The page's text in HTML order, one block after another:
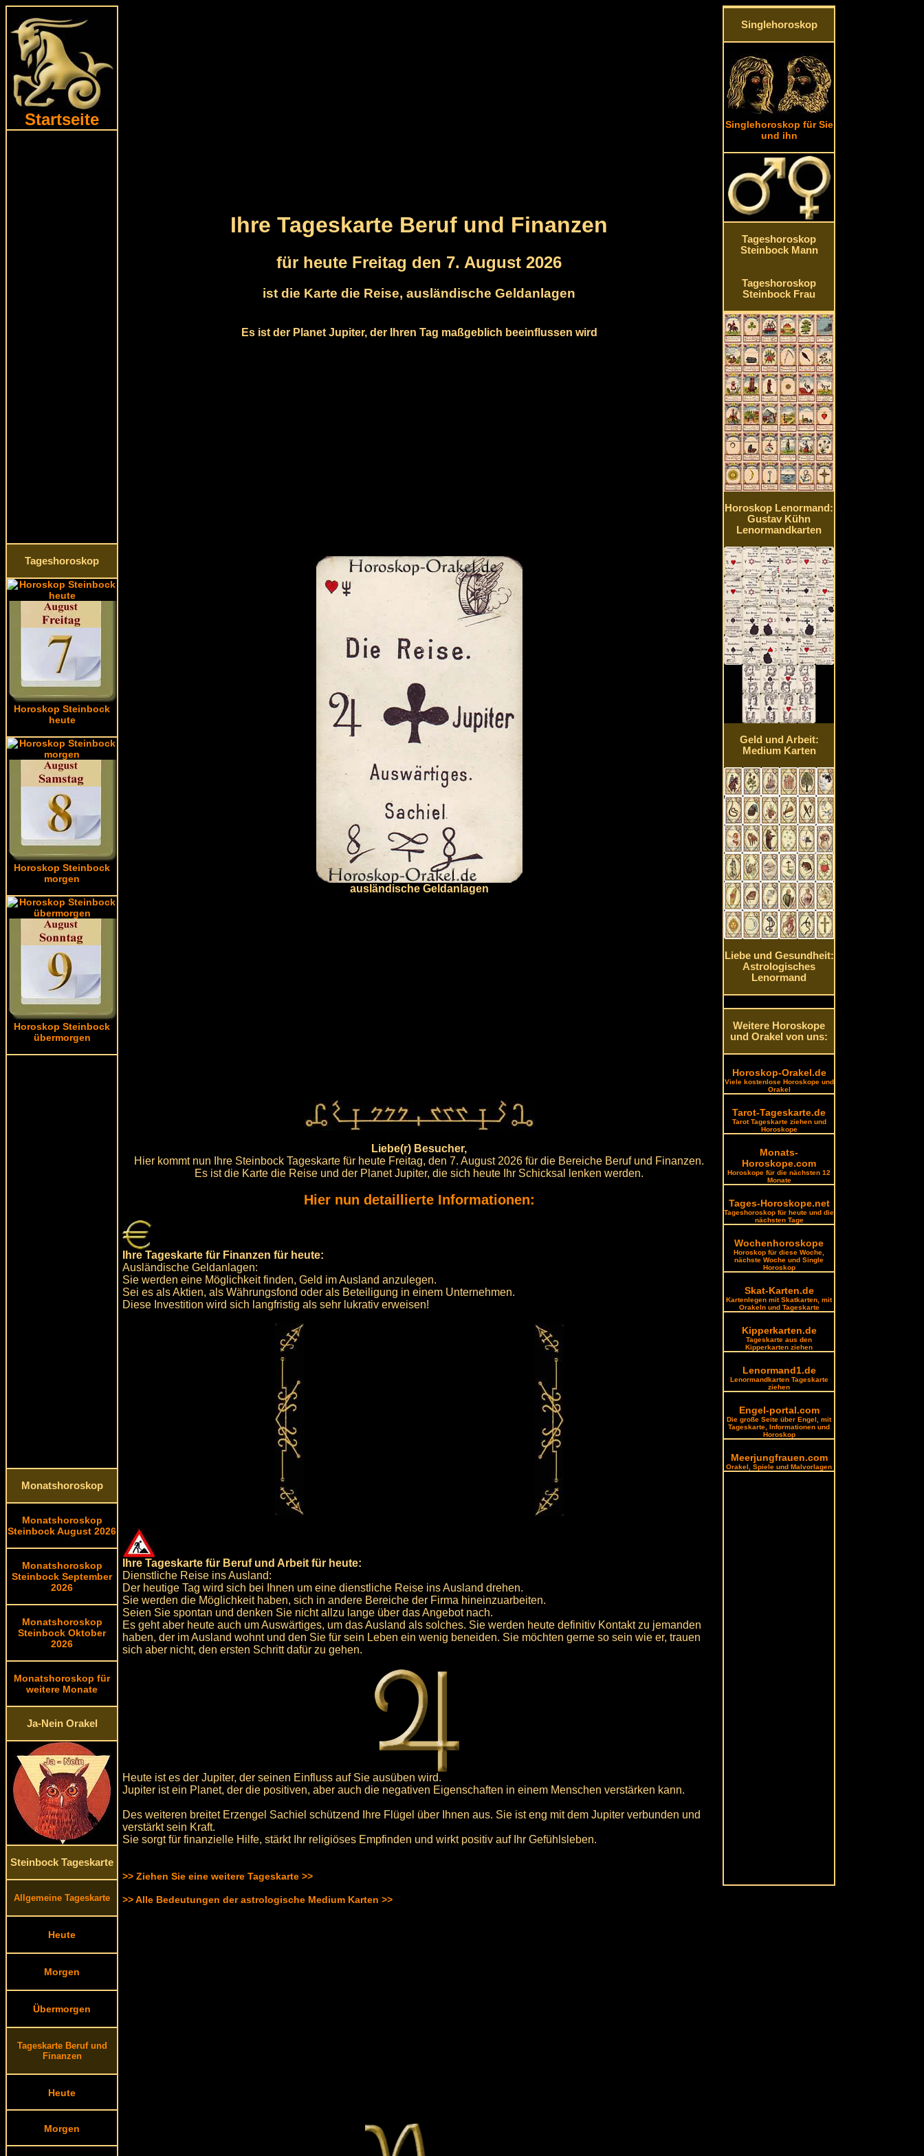
Startseite
Tageshoroskop
Horoskop Steinbock
heute
Horoskop Steinbock
morgen
Horoskop Steinbock
übermorgen
Monatshoroskop
Monatshoroskop
Steinbock August 2026
Monatshoroskop
Steinbock September
2026
Monatshoroskop
Steinbock Oktober
2026
Monatshoroskop für
weitere Monate
Ja-Nein Orakel
Steinbock Tageskarte
Allgemeine Tageskarte
Heute
Morgen
Übermorgen
Tageskarte Beruf und
Finanzen
Heute
Morgen
Ihre Tageskarte Beruf und Finanzen
für heute Freitag den 7. August 2026
ist die Karte die Reise, ausländische Geldanlagen
Es ist der Planet Jupiter, der Ihren Tag maßgeblich beeinflussen wird
ausländische Geldanlagen
Liebe(r) Besucher,
Hier kommt nun Ihre Steinbock Tageskarte für heute Freitag, den 7. August 2026 für die Bereiche Beruf und Finanzen.
Es ist die Karte die Reise und der Planet Jupiter, die sich heute Ihr Schicksal lenken werden.
Hier nun detaillierte Informationen:
Ihre Tageskarte für Finanzen für heute:
Ausländische Geldanlagen:
Sie werden eine Möglichkeit finden, Geld im Ausland anzulegen.
Sei es als Aktien, als Währungsfond oder als Beteiligung in einem Unternehmen.
Diese Investition wird sich langfristig als sehr lukrativ erweisen!
Ihre Tageskarte für Beruf und Arbeit für heute:
Dienstliche Reise ins Ausland:
Der heutige Tag wird sich bei Ihnen um eine dienstliche Reise ins Ausland drehen.
Sie werden die Möglichkeit haben, sich in andere Bereiche der Firma hineinzuarbeiten.
Seien Sie spontan und denken Sie nicht allzu lange über das Angebot nach.
Es geht aber heute auch um Auswärtiges, um das Ausland als solches. Sie werden heute definitiv Kontakt zu jemanden
haben, der im Ausland wohnt und den Sie für sein Leben ein wenig beneiden. Sie möchten gerne so sein wie er, trauen
sich aber nicht, den ersten Schritt dafür zu gehen.
Heute ist es der Jupiter, der seinen Einfluss auf Sie ausüben wird.
Jupiter ist ein Planet, der die positiven, aber auch die negativen Eigenschaften in einem Menschen verstärken kann.
Des weiteren breitet Erzengel Sachiel schützend Ihre Flügel über Ihnen aus. Sie ist eng mit dem Jupiter verbunden und
verstärkt sein Kraft.
Sie sorgt für finanzielle Hilfe, stärkt Ihr religiöses Empfinden und wirkt positiv auf Ihr Gefühlsleben.
>> Ziehen Sie eine weitere Tageskarte >>
>> Alle Bedeutungen der astrologische Medium Karten >>
Singlehoroskop
Singlehoroskop für Sie
und ihn
Tageshoroskop
Steinbock Mann
Tageshoroskop
Steinbock Frau
Horoskop Lenormand:
Gustav Kühn
Lenormandkarten
Geld und Arbeit:
Medium Karten
Liebe und Gesundheit:
Astrologisches
Lenormand
Weitere Horoskope
und Orakel von uns:
Horoskop-Orakel.de
Viele kostenlose Horoskope und
Orakel
Tarot-Tageskarte.de
Tarot Tageskarte ziehen und
Horoskope
Monats-
Horoskope.com
Horoskope für die nächsten 12
Monate
Tages-Horoskope.net
Tageshoroskop für heute und die
nächsten Tage
Wochenhoroskope
Horoskop für diese Woche,
nächste Woche und Single
Horoskop
Skat-Karten.de
Kartenlegen mit Skatkarten, mit
Orakeln und Tageskarte
Kipperkarten.de
Tageskarte aus den
Kipperkarten ziehen
Lenormand1.de
Lenormandkarten Tageskarte
ziehen
Engel-portal.com
Die große Seite über Engel, mit
Tageskarte, Informationen und
Horoskop
Meerjungfrauen.com
Orakel, Spiele und Malvorlagen